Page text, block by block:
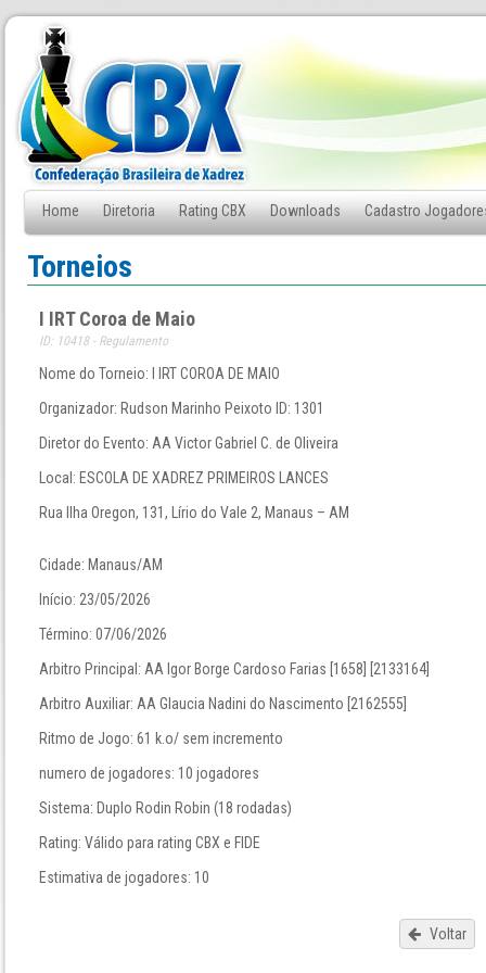
Home Diretoria Rating CBX Downloads Cadastro
Fale Conosco
Torneios
I IRT Coroa de Maio
ID: 10418 - Regulamento
Nome do Torneio: I IRT COROA DE MAIO
Organizador: Rudson Marinho Peixoto ID: 1301
Diretor do Evento: AA Victor Gabriel C. de Oliveira
Local: ESCOLA DE XADREZ PRIMEIROS LANCES
Rua Ilha Oregon, 131, Lírio do Vale 2, Manaus – AM
Cidade: Manaus/AM
Início: 23/05/2026
Término: 07/06/2026
Arbitro Principal: AA Igor Borge Cardoso Farias [1658] [2133164]
Arbitro Auxiliar: AA Glaucia Nadini do Nascimento [2162555]
Ritmo de Jogo: 61 k.o/ sem incremento
numero de jogadores: 10 jogadores
Sistema: Duplo Rodin Robin (18 rodadas)
Rating: Válido para rating CBX e FIDE
Estimativa de jogadores: 10
Voltar